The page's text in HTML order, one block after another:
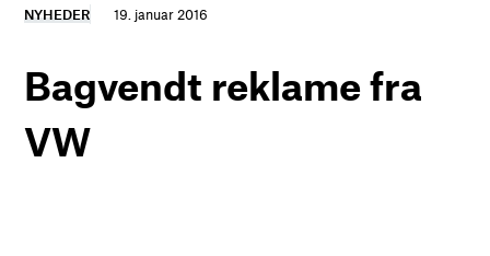
NYHEDER 19. januar 2016
Bagvendt reklame fra
VW